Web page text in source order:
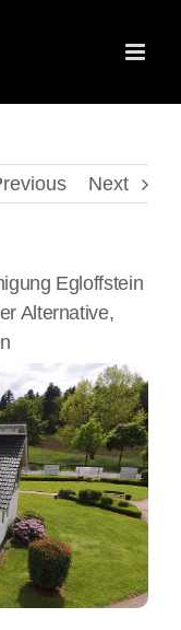
Next
Egloffstein
Alternative,